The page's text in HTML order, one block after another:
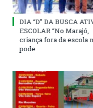
DIA “D” DA BUSCA
ESCOLAR “No Marajó,
criança fora da escola
pode